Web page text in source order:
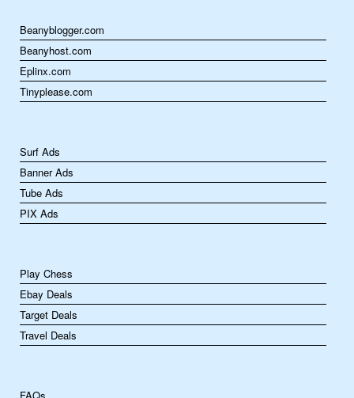
Beanyblogger.com
Beanyhost.com
Eplinx.com
Tinyplease.com
Surf Ads
Banner Ads
Tube Ads
PIX Ads
Play Chess
Ebay Deals
Target Deals
Travel Deals
FAQs